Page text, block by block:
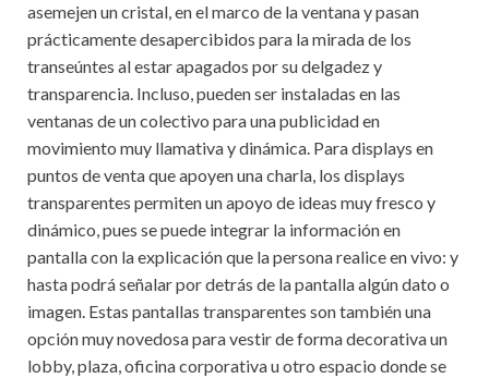
asemejen un cristal, en el marco de la ventana y pasan
prácticamente desapercibidos para la mirada de los
transeúntes al estar apagados por su delgadez y
transparencia. Incluso, pueden ser instaladas en las
ventanas de un colectivo para una publicidad en
movimiento muy llamativa y dinámica. Para displays en
puntos de venta que apoyen una charla, los displays
transparentes permiten un apoyo de ideas muy fresco y
dinámico, pues se puede integrar la información en
pantalla con la explicación que la persona realice en vivo: y
hasta podrá señalar por detrás de la pantalla algún dato o
imagen. Estas pantallas transparentes son también una
opción muy novedosa para vestir de forma decorativa un
lobby, plaza, oficina corporativa u otro espacio donde se